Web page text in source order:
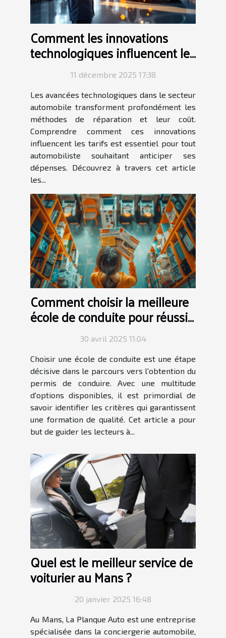
Comment les innovations
technologiques influencent les
tarifs de réparation auto ?
11 décembre 2025 17:38
Les avancées technologiques dans le secteur
automobile transforment profondément les
méthodes de réparation et leur coût.
Comprendre comment ces innovations
influencent les tarifs est essentiel pour tout
automobiliste souhaitant anticiper ses
dépenses. Découvrez à travers cet article
les...
Comment choisir la meilleure
école de conduite pour réussir
son permis30 avril 2025 11:04
Choisir une école de conduite est une étape
décisive dans le parcours vers l'obtention du
permis de conduire. Avec une multitude
d'options disponibles, il est primordial de
savoir identifier les critères qui garantissent
une formation de qualité. Cet article a pour
but de guider les lecteurs à...
Quel est le meilleur service de
voiturier au Mans ?
20 janvier 2025 16:48
Au Mans, La Planque Auto est une entreprise
spécialisée dans la conciergerie automobile,